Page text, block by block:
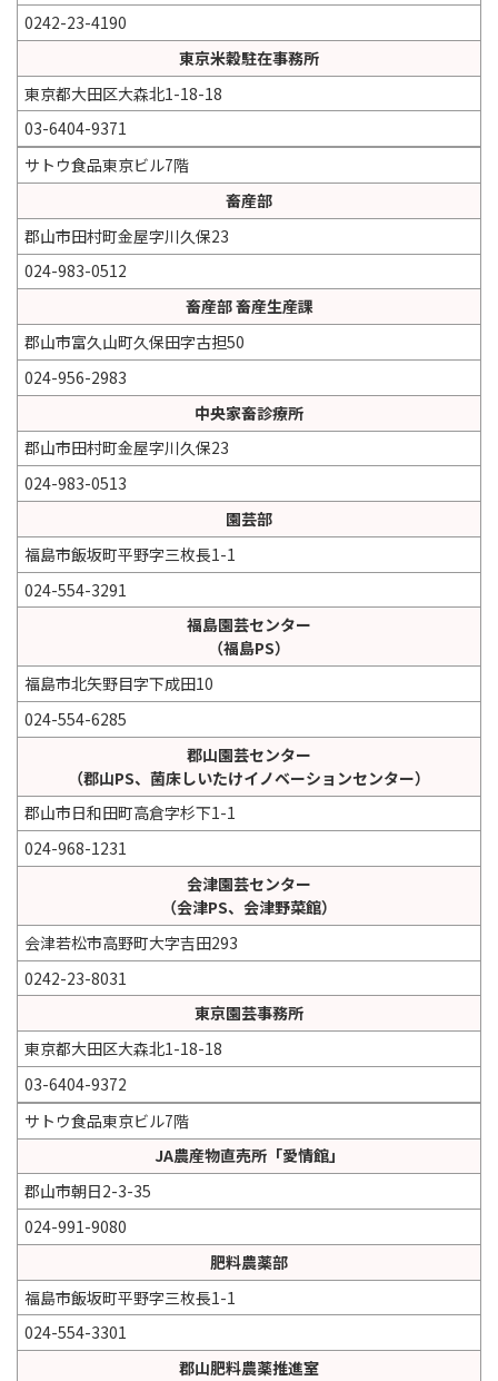
0242-23-4190
東京米穀駐在事務所
東京都大田区大森北1-18-18
03-6404-9371
サトウ食品東京ビル7階
畜産部
郡山市田村町金屋字川久保23
024-983-0512
畜産部 畜産生産課
郡山市富久山町久保田字古担50
024-956-2983
中央家畜診療所
郡山市田村町金屋字川久保23
024-983-0513
園芸部
福島市飯坂町平野字三枚長1-1
024-554-3291
福島園芸センター
（福島PS）
福島市北矢野目字下成田10
024-554-6285
郡山園芸センター
（郡山PS、菌床しいたけイノベーションセンター）
郡山市日和田町高倉字杉下1-1
024-968-1231
会津園芸センター
（会津PS、会津野菜館）
会津若松市高野町大字吉田293
0242-23-8031
東京園芸事務所
東京都大田区大森北1-18-18
03-6404-9372
サトウ食品東京ビル7階
JA農産物直売所「愛情館」
郡山市朝日2-3-35
024-991-9080
肥料農薬部
福島市飯坂町平野字三枚長1-1
024-554-3301
郡山肥料農薬推進室